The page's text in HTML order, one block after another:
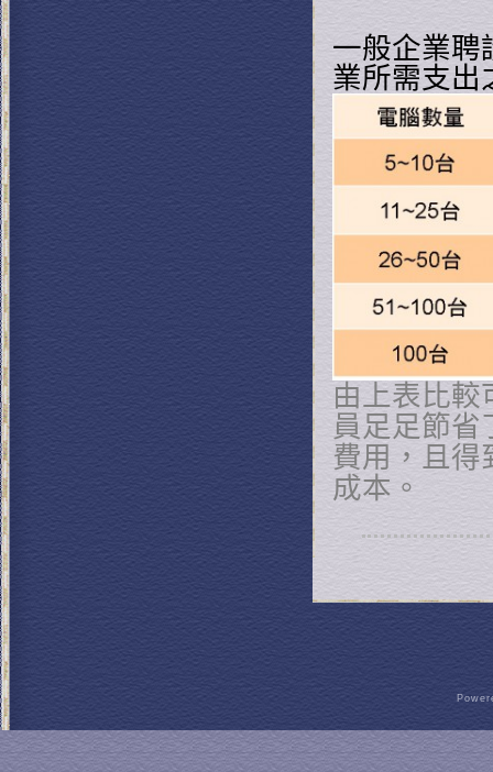
一般企業聘
業所需支出
由上表比
員足足節
費用，且得
成本。